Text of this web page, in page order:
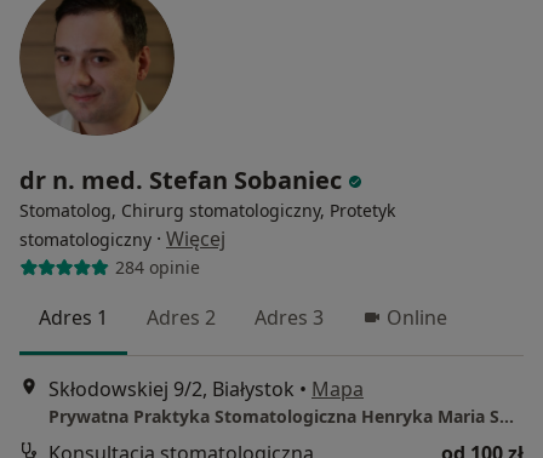
dr n. med. Stefan Sobaniec
Stomatolog, Chirurg stomatologiczny, Protetyk
stomatologiczny · Więcej
284 opinie
Adres 1 Adres 2 Adres 3 Online
Skłodowskiej 9/2, Białystok • Mapa
Prywatna Praktyka Stomatologiczna Henryka Maria Sobaniec